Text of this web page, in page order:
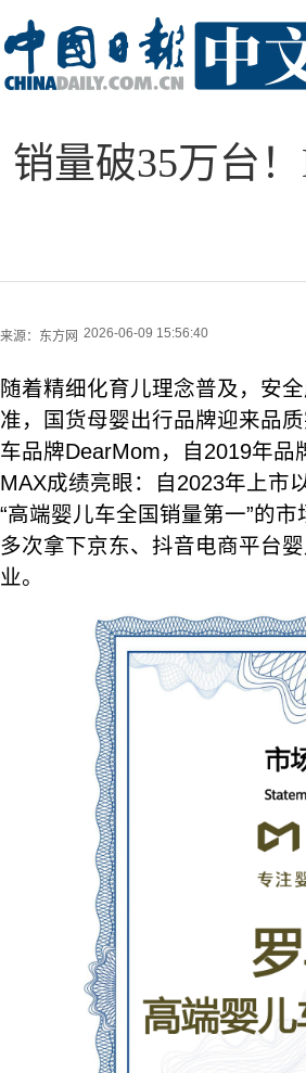
销量破35万台
来源： 东方网 2026-06-09 15:56:40
随着精细化育儿理念普及，安
准，国货母婴出行品牌迎来品
车品牌DearMom，自2019年
MAX成绩亮眼：自2023年上市
“高端婴儿车全国销量第一”的
多次拿下京东、抖音电商平台
业。